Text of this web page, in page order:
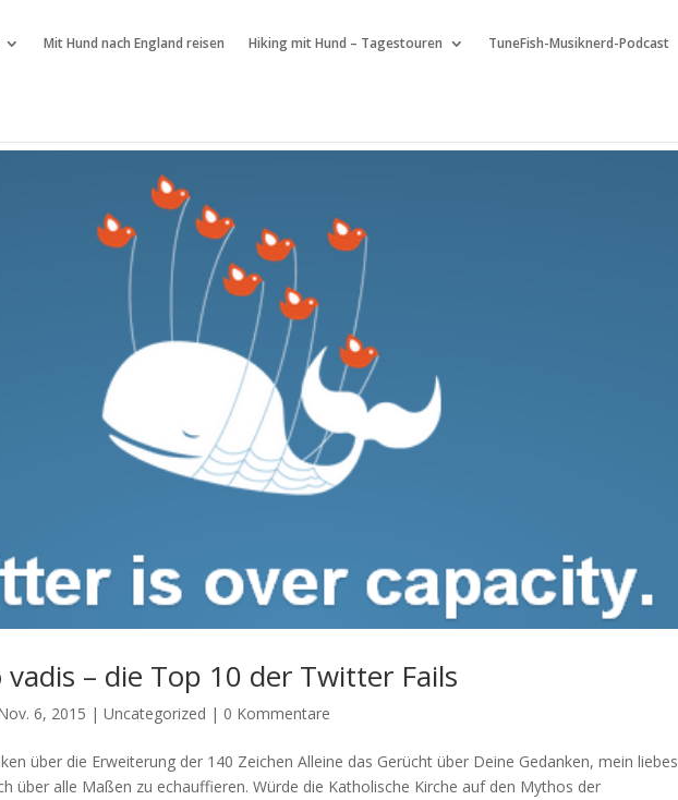
Mit Hund nach England reisen Hiking mit Hund – Tagestouren TuneFish-Musiknerd-Podcast
– die Top 10 der Twitter Fails
6, 2015 |Uncategorized | 0 Kommentare
über die Erweiterung der 140 Zeichen Alleine das Gerücht über Deine Gedanken, mein liebes
über alle Maßen zu echauffieren. Würde die Katholische Kirche auf den Mythos der